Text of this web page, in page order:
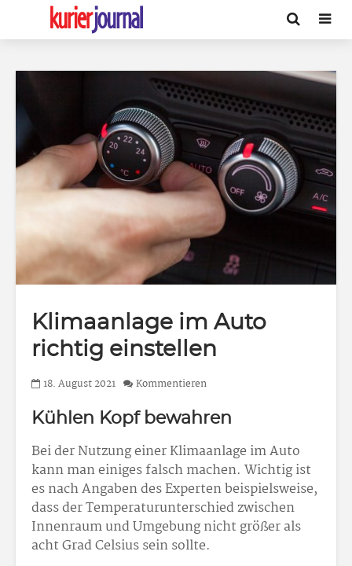
Klimaanlage im Auto
richtig einstellen
18. August 2021 Kommentieren
Kühlen Kopf bewahren
Bei der Nutzung einer Klimaanlage im Auto
kann man einiges falsch machen. Wichtig ist
es nach Angaben des Experten beispielsweise,
dass der Temperaturunterschied zwischen
Innenraum und Umgebung nicht größer als
acht Grad Celsius sein sollte.